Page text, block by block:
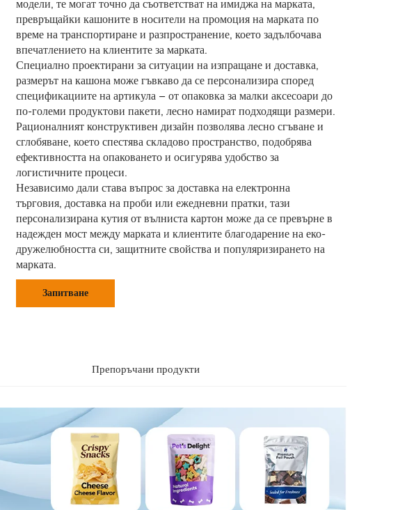
модели, те могат точно да съответстват на имиджа на марката,
превръщайки кашоните в носители на промоция на марката по
време на транспортиране и разпространение, което задълбочава
впечатлението на клиентите за марката.
Специално проектирани за ситуации на изпращане и доставка,
размерът на кашона може гъвкаво да се персонализира според
спецификациите на артикула – от опаковка за малки аксесоари до
по-големи продуктови пакети, лесно намират подходящи размери.
Рационалният конструктивен дизайн позволява лесно сгъване и
сглобяване, което спестява складово пространство, подобрява
ефективността на опаковането и осигурява удобство за
логистичните процеси.
Независимо дали става въпрос за доставка на електронна
търговия, доставка на проби или ежедневни пратки, тази
персонализирана кутия от вълниста картон може да се превърне в
надежден мост между марката и клиентите благодарение на еко-
дружелюбността си, защитните свойства и популяризирането на
марката.
Запитване
Препоръчани продукти